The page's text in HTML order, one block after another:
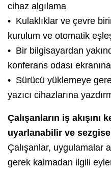
cihaz algılama
• Kulaklıklar ve çevre
kurulum ve otomatik
• Bir bilgisayardan
konferans odası
• Sürücü yüklemeye
yazıcı cihazlarına
Çalışanların iş
uyarlanabilir ve
Çalışanlar, uygulamalar
gerek kalmadan ilgili